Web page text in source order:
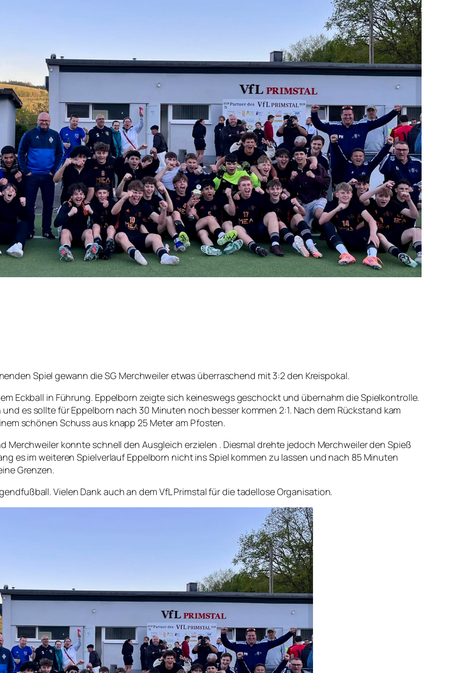
Spiel gewann die SG Merchweiler etwas überraschend mit 3:2 den Kreispokal.
Eckball in Führung. Eppelborn zeigte sich keineswegs geschockt und übernahm die Spielkontrolle.
es sollte für Eppelborn nach 30 Minuten noch besser kommen 2:1. Nach dem Rückstand kam
schönen Schuss aus knapp 25 Meter am Pfosten.
Merchweiler konnte schnell den Ausgleich erzielen . Diesmal drehte jedoch Merchweiler den Spieß
es im weiteren Spielverlauf Eppelborn nicht ins Spiel kommen zu lassen und nach 85 Minuten
Grenzen.
Vielen Dank auch an dem VfL Primstal für die tadellose Organisation.